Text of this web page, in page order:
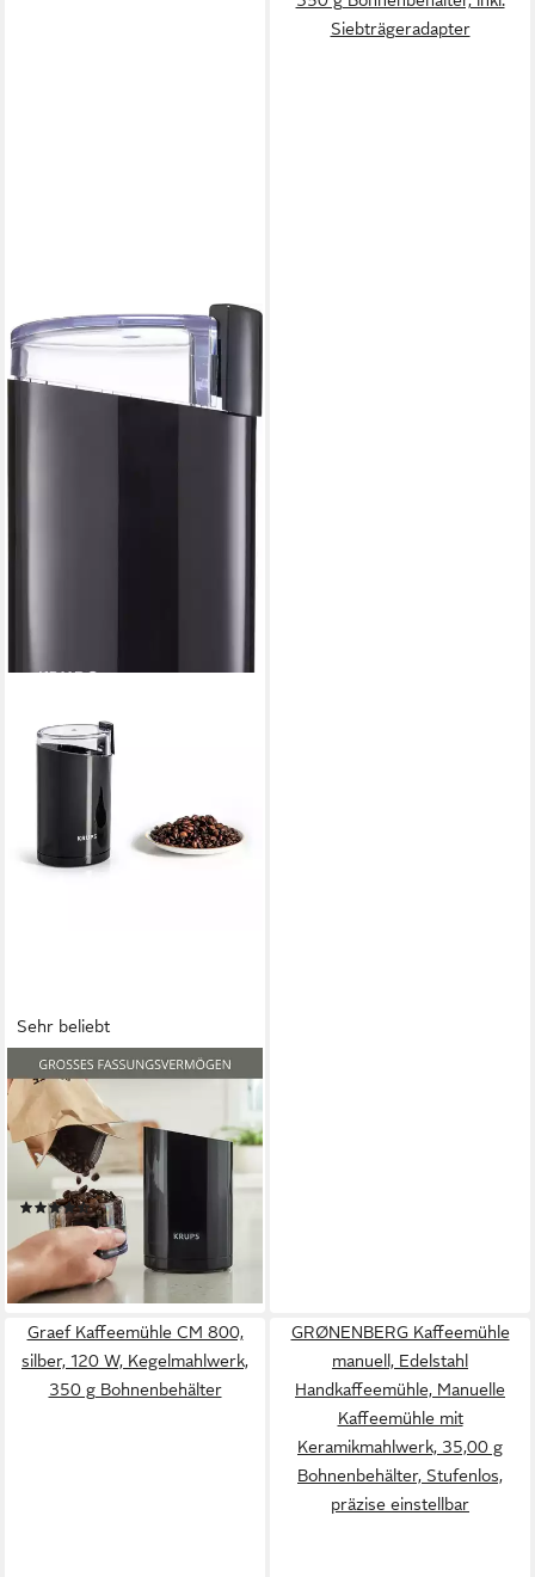
Sehr beliebt
KRUPS
Kaffeemühle F20342, 200 W,
Schlagmesser, 85 g
Bohnenbehälter, fein bis grob,
12-Tassen
Fassungsvermögen, robuste
Edelstahlklingen
(111)
30,19 € UVP44,99 €
-33%
lieferbar - in 1-2 Werktagen bei dir
Siebträgeradapter
Graef Kaffeemühle CM 800,
silber, 120 W, Kegelmahlwerk,
350 g Bohnenbehälter
GRØNENBERG Kaffeemühle
manuell, Edelstahl
Handkaffeemühle, Manuelle
Kaffeemühle mit
Keramikmahlwerk, 35,00 g
Bohnenbehälter, Stufenlos,
präzise einstellbar